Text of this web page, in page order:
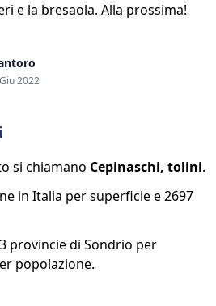
e la bresaola. Alla prossima!
2022
si chiamano Cepinaschi, tolini.
in Italia per superficie e 2697
provincie di Sondrio per
popolazione.